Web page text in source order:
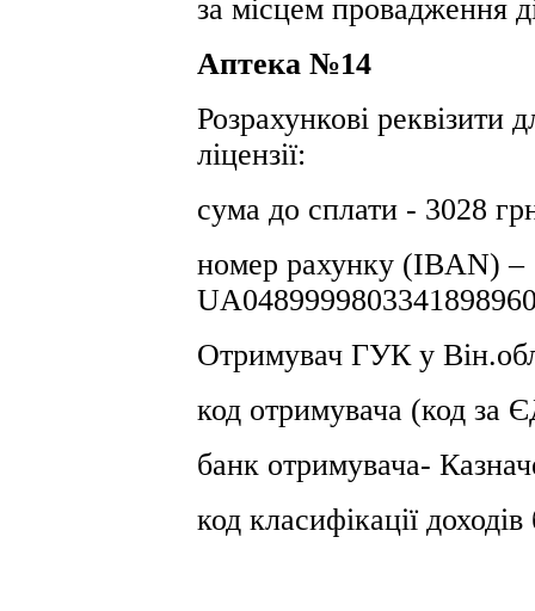
за місцем провадження
Аптека №14
Розрахункові реквізити
ліцензії:
сума до сплати - 3028
номер рахунку (IBAN) –
Отримувач ГУК у
код отримувача (код
банк отримувача-
код класифікації